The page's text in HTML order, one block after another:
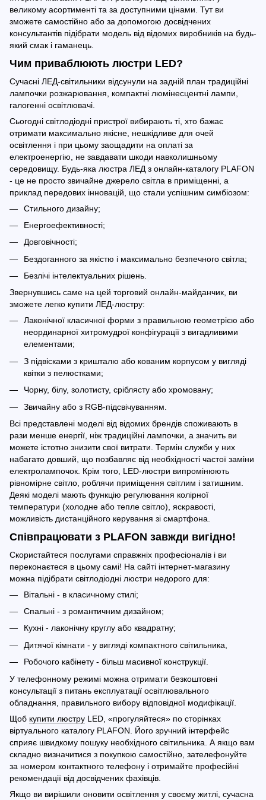
великому асортименті та за доступними цінами. Тут ви
зможете самостійно або за допомогою досвідчених
консультантів підібрати модель від відомих виробників на будь-
який смак і гаманець.
Чим приваблюють люстри LED?
Сучасні ЛЕД-світильники відсунули на задній план традиційні
лампочки розжарювання, компактні люмінесцентні лампи,
галогенні освітлювачі.
Сьогодні світлодіодні пристрої вибирають ті, хто бажає
отримати максимально якісне, нешкідливе для очей
освітлення і при цьому заощадити на оплаті за
електроенергію, не завдавати шкоди навколишньому
середовищу. Будь-яка люстра ЛЕД з онлайн-каталогу PLAFON
- це не просто звичайне джерело світла в приміщенні, а
приклад передових інновацій, що стали успішним симбіозом:
Стильного дизайну;
Енергоефективності;
Довговічності;
Бездоганного за якістю і максимально безпечного світла;
Безлічі інтелектуальних рішень.
Звернувшись саме на цей торговий онлайн-майданчик, ви
зможете легко купити ЛЕД-люстру:
Лаконічної класичної форми з правильною геометрією або
неординарної хитромудрої конфігурації з вигадливими
елементами;
З підвісками з кришталю або кованим корпусом у вигляді
квітки з пелюстками;
Чорну, білу, золотисту, сріблясту або хромовану;
Звичайну або з RGB-підсвічуванням.
Всі представлені моделі від відомих брендів споживають в
рази менше енергії, ніж традиційні лампочки, а значить ви
можете істотно знизити свої витрати. Термін служби у них
набагато довший, що позбавляє від необхідності частої заміни
електролампочок. Крім того, LED-люстри випромінюють
рівномірне світло, роблячи приміщення світлим і затишним.
Деякі моделі мають функцію регулювання колірної
температури (холодне або тепле світло), яскравості,
можливість дистанційного керування зі смартфона.
Співпрацювати з PLAFON завжди вигідно!
Скористайтеся послугами справжніх професіоналів і ви
переконаєтеся в цьому самі! На сайті інтернет-магазину
можна підібрати світлодіодні люстри недорого для:
Вітальні - в класичному стилі;
Спальні - з романтичним дизайном;
Кухні - лаконічну круглу або квадратну;
Дитячої кімнати - у вигляді компактного світильника,
Робочого кабінету - більш масивної конструкції.
У телефонному режимі можна отримати безкоштовні
консультації з питань експлуатації освітлювального
обладнання, правильного вибору відповідної модифікації.
Щоб купити люстру LED, «прогуляйтеся» по сторінках
віртуального каталогу PLAFON. Його зручний інтерфейс
сприяє швидкому пошуку необхідного світильника. А якщо вам
складно визначитися з покупкою самостійно, зателефонуйте
за номером контактного телефону і отримайте професійні
рекомендації від досвідчених фахівців.
Якщо ви вирішили оновити освітлення у своєму житлі, сучасна